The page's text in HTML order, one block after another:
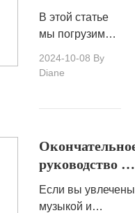
Kindle
Unlimited:
для
В этой статье
мы погрузимся
аудиокниг и
какая
платформа
подходит вам
лучше всего.
2024-10-08 By
Diane
руководство
потоковой
трансляции
Если вы увлечены
музыкой и